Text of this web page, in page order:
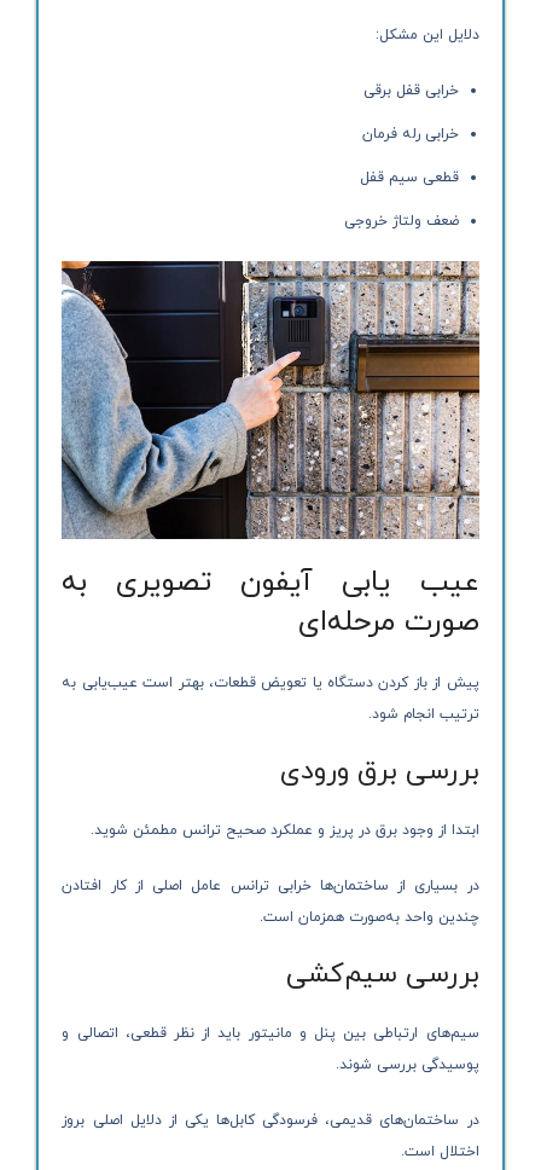
دلایل این مشکل:
خرابی قفل برقی
خرابی رله فرمان
قطعی سیم قفل
ضعف ولتاژ خروجی
عیب یابی آیفون تصویری به
صورت مرحله‌ای
پیش از باز کردن دستگاه یا تعویض قطعات، بهتر است عیب‌یابی به
ترتیب انجام شود.
بررسی برق ورودی
ابتدا از وجود برق در پریز و عملکرد صحیح ترانس مطمئن شوید.
در بسیاری از ساختمان‌ها خرابی ترانس عامل اصلی از کار افتادن
چندین واحد به‌صورت همزمان است.
بررسی سیم‌کشی
سیم‌های ارتباطی بین پنل و مانیتور باید از نظر قطعی، اتصالی و
پوسیدگی بررسی شوند.
در ساختمان‌های قدیمی، فرسودگی کابل‌ها یکی از دلایل اصلی بروز
اختلال است.